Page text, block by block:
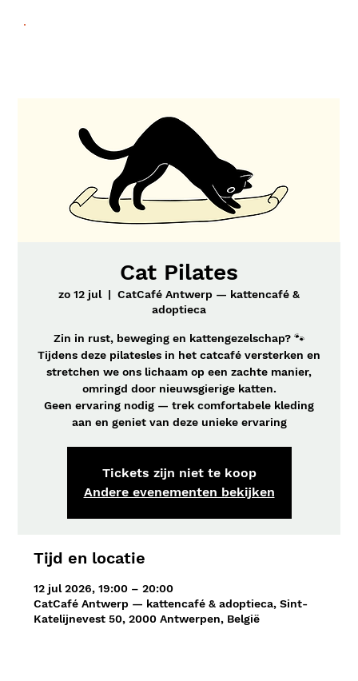
Cat Pilates
zo 12 jul
  |
CatCafé Antwerp — kattencafé &
adoptieca
Zin in rust, beweging en kattengezelschap? 🐾
Tijdens deze pilatesles in het catcafé versterken en
stretchen we ons lichaam op een zachte manier,
omringd door nieuwsgierige katten.
Geen ervaring nodig — trek comfortabele kleding
aan en geniet van deze unieke ervaring
Tickets zijn niet te koop
Andere evenementen bekijken
Tijd en locatie
12 jul 2026, 19:00 – 20:00
CatCafé Antwerp — kattencafé & adoptieca, Sint-
Katelijnevest 50, 2000 Antwerpen, België